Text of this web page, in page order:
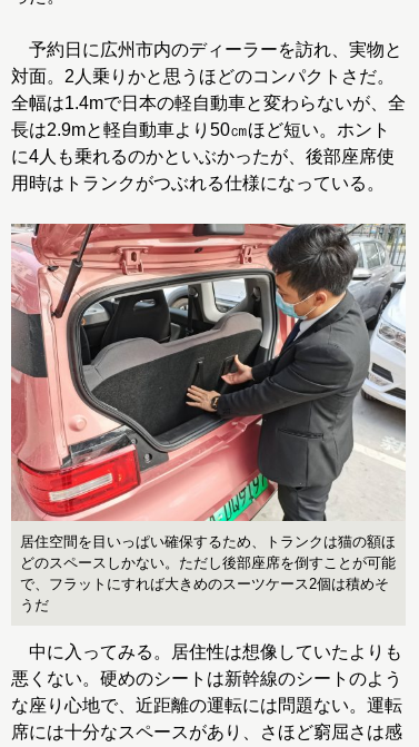
予約日に広州市内のディーラーを訪れ、実物と
対面。2人乗りかと思うほどのコンパクトさだ。
全幅は1.4mで日本の軽自動車と変わらないが、全
長は2.9mと軽自動車より50㎝ほど短い。ホント
に4人も乗れるのかといぶかったが、後部座席使
用時はトランクがつぶれる仕様になっている。
居住空間を目いっぱい確保するため、トランクは猫の額ほ
どのスペースしかない。ただし後部座席を倒すことが可能
で、フラットにすれば大きめのスーツケース2個は積めそ
うだ
中に入ってみる。居住性は想像していたよりも
悪くない。硬めのシートは新幹線のシートのよう
な座り心地で、近距離の運転には問題ない。運転
席には十分なスペースがあり、さほど窮屈さは感